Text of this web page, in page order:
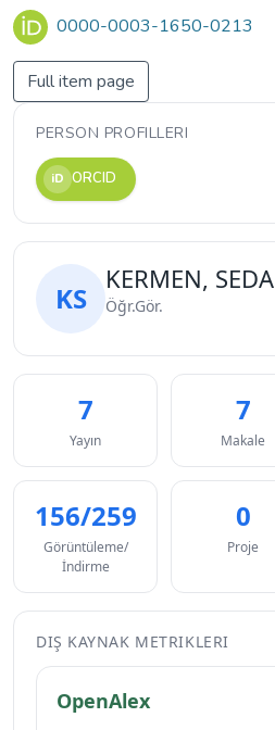
0000-0003-1650-0213
Full item page
PERSON PROFILLERI
iD ORCID
KS
KERMEN, SEDA
Öğr.Gör.
7
Yayın
7
Makale
156/259
Görüntüleme/
İndirme
0
Proje
DIŞ KAYNAK METRIKLERI
OpenAlex